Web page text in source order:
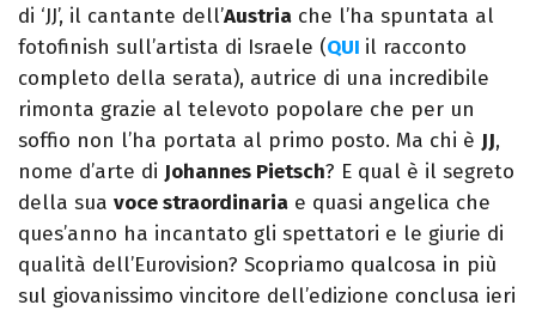
di ‘JJ’, il cantante dell’Austria che l’ha spuntata al
fotofinish sull’artista di Israele (QUI il racconto
completo della serata), autrice di una incredibile
rimonta grazie al televoto popolare che per un
soffio non l’ha portata al primo posto. Ma chi è JJ,
nome d’arte di Johannes Pietsch? E qual è il segreto
della sua voce straordinaria e quasi angelica che
ques’anno ha incantato gli spettatori e le giurie di
qualità dell’Eurovision? Scopriamo qualcosa in più
sul giovanissimo vincitore dell’edizione conclusa ieri